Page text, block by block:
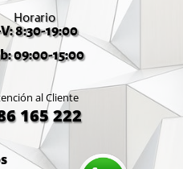
Horario
8:30-19:00
09:00-15:00
al Cliente
165 222